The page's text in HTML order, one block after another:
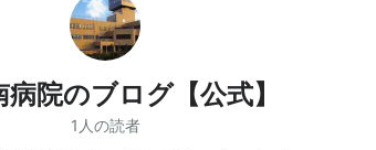
病院のブログ【公式】
1人の読者